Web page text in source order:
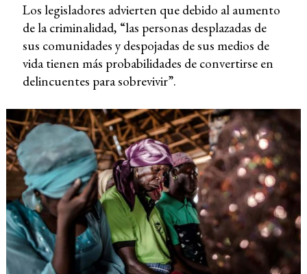
Los legisladores advierten que debido al aumento
de la criminalidad, “las personas desplazadas de
sus comunidades y despojadas de sus medios de
vida tienen más probabilidades de convertirse en
delincuentes para sobrevivir”.